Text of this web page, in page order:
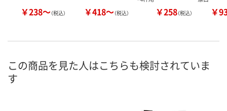
￥238～（税込） ￥418～（税込） ￥258（税込） ￥
この商品を見た人はこちらも検討されていま
す